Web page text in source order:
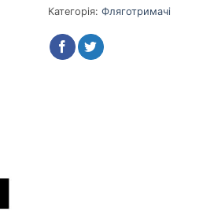
Категорія: Фляготримачі